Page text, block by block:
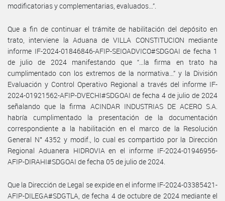
modificatorias y complementarias, evaluados…”.
Que a fin de continuar el trámite de habilitación del depósito en
trato, interviene la Aduana de VILLA CONSTITUCION mediante
informe IF-2024-01846846-AFIP-SEIOADVICO#SDGOAI de fecha 1
de julio de 2024 manifestando que “…la firma en trato ha
cumplimentado con los extremos de la normativa…” y la División
Evaluación y Control Operativo Regional a través del informe IF-
2024-01921562-AFIP-DVECHI#SDGOAI de fecha 4 de julio de 2024
señalando que la firma ACINDAR INDUSTRIAS DE ACERO S.A.
habría cumplimentado la presentación de la documentación
correspondiente a la habilitación en el marco de la Resolución
General N° 4352 y modif., lo cual es compartido por la Dirección
Regional Aduanera HIDROVIA en el informe IF-2024-01946956-
AFIP-DIRAHI#SDGOAI de fecha 05 de julio de 2024.
Que la Dirección de Legal se expide en el informe IF-2024-03385421-
AFIP-DILEGA#SDGTLA, de fecha 4 de octubre de 2024 mediante el